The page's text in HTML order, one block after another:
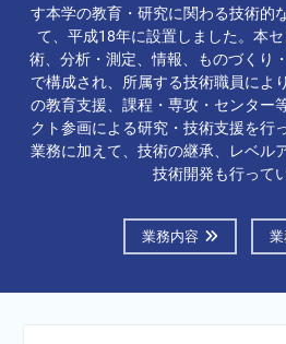
す本学の教育・研究に関わる技術的
て、平成18年に設置しました。本
術、分析・測定、情報、ものづくり
で構成され、所属する技術職員によ
の教育支援、課程・専攻・センター
クト参画による研究・技術支援を行
業務に加えて、技術の継承、レベル
技術開発も行って
業務内容